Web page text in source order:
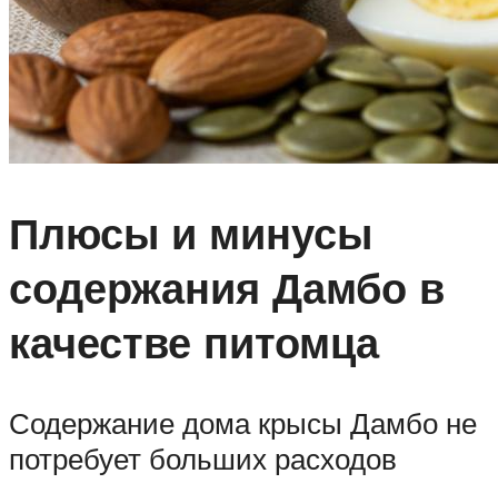
Плюсы и минусы
содержания Дамбо в
качестве питомца
Содержание дома крысы Дамбо не
потребует больших расходов